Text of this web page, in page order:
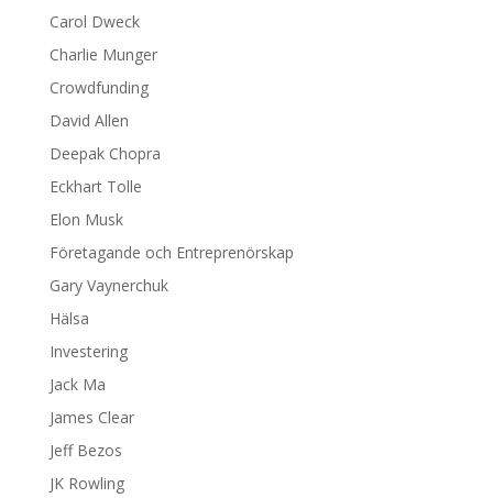
Carol Dweck
Charlie Munger
Crowdfunding
David Allen
Deepak Chopra
Eckhart Tolle
Elon Musk
Företagande och Entreprenörskap
Gary Vaynerchuk
Hälsa
Investering
Jack Ma
James Clear
Jeff Bezos
JK Rowling